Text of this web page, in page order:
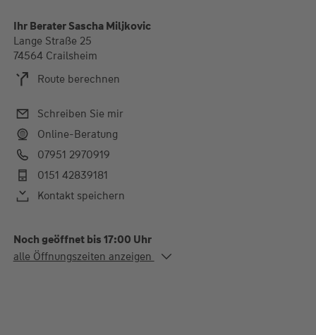
Ihr Berater Sascha Miljkovic
Lange Straße 25
74564 Crailsheim
Route berechnen
Schreiben Sie mir
Online-Beratung
07951 2970919
0151 42839181
Kontakt speichern
Noch geöffnet bis 17:00 Uhr
Alle Öffnungszeiten
alle Öffnungszeiten anzeigen